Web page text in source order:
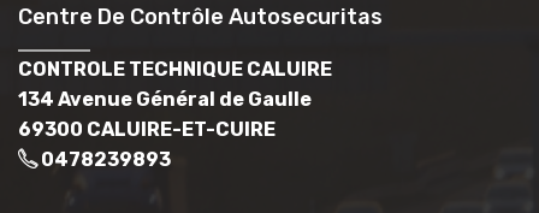
Centre De Contrôle Autosecuritas
CONTROLE TECHNIQUE CALUIRE
134 Avenue Général de Gaulle
69300 CALUIRE-ET-CUIRE
0478239893